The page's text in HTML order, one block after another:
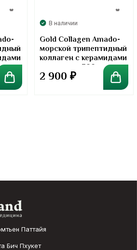
В наличии
Gold Collagen Amado-
морской трипептидный
коллаген с керамидами
в порошке. 300 грамм
2 900 ₽
Паттайя
Бич Пхукет